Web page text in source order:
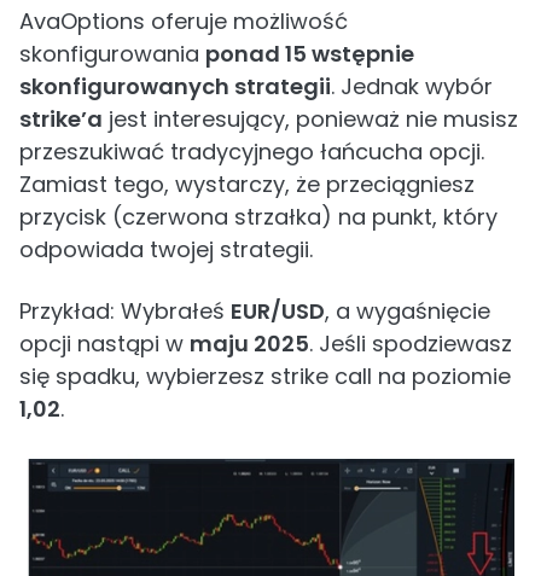
AvaOptions oferuje możliwość
skonfigurowania ponad 15 wstępnie
skonfigurowanych strategii. Jednak wybór
strike’a jest interesujący, ponieważ nie musisz
przeszukiwać tradycyjnego łańcucha opcji.
Zamiast tego, wystarczy, że przeciągniesz
przycisk (czerwona strzałka) na punkt, który
odpowiada twojej strategii.
Przykład: Wybrałeś EUR/USD, a wygaśnięcie
opcji nastąpi w maju 2025. Jeśli spodziewasz
się spadku, wybierzesz strike call na poziomie
1,02.